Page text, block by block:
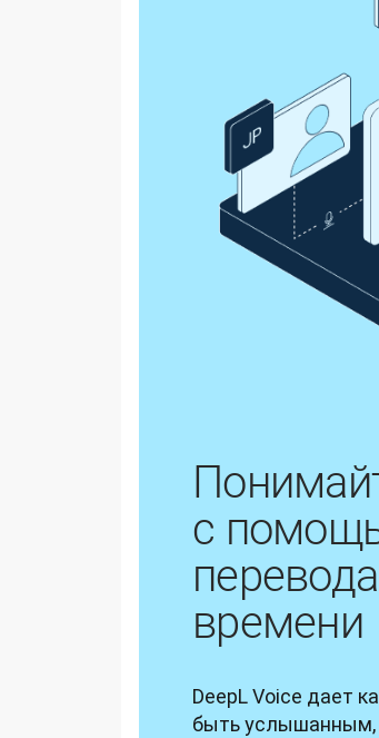
с
времени
DeepL Voice дает
быть услышанным,